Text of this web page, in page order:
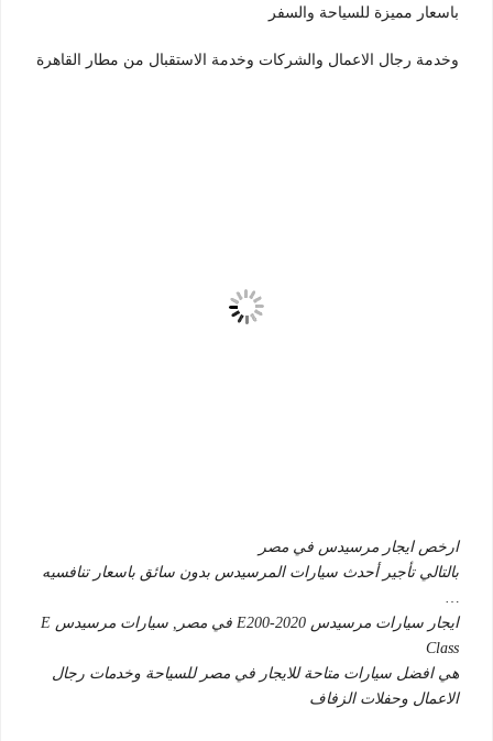
باسعار مميزة للسياحة والسفر
وخدمة رجال الاعمال والشركات وخدمة الاستقبال من مطار القاهرة
ارخص ايجار مرسيدس في مصر
بالتالي تأجير أحدث سيارات المرسيدس بدون سائق باسعار تنافسيه
ايجار سيارات مرسيدس E200-2020 في مصر, سيارات مرسيدس E
Class
هي افضل سيارات متاحة للايجار في مصر للسياحة وخدمات رجال
الاعمال وحفلات الزفاف